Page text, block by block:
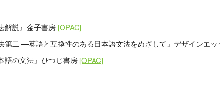
解説』金子書房 [OPAC]
第二 ―英語と互換性のある日本語文法をめざして』デザインエッ
語の文法』ひつじ書房 [OPAC]